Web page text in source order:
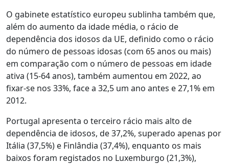
O gabinete estatístico europeu sublinha também que,
além do aumento da idade média, o rácio de
dependência dos idosos da UE, definido como o rácio
do número de pessoas idosas (com 65 anos ou mais)
em comparação com o número de pessoas em idade
ativa (15-64 anos), também aumentou em 2022, ao
fixar-se nos 33%, face a 32,5 um ano antes e 27,1% em
2012.
Portugal apresenta o terceiro rácio mais alto de
dependência de idosos, de 37,2%, superado apenas por
Itália (37,5%) e Finlândia (37,4%), enquanto os mais
baixos foram registados no Luxemburgo (21,3%),